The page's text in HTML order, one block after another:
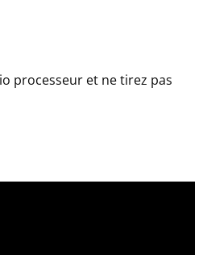
processeur et ne tirez pas